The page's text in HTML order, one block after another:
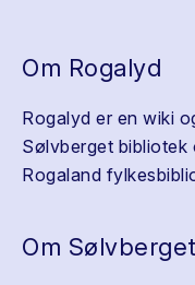
Om Rogalyd
Rogalyd er en wiki
Sølvberget
Rogaland
Om Sølvberget